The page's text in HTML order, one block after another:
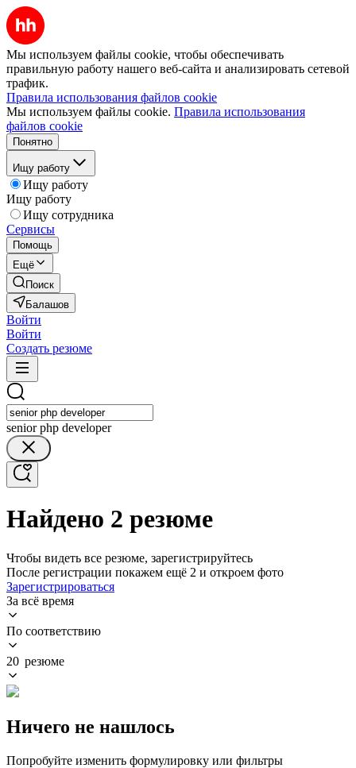
Мы используем файлы cookie, чтобы обеспечивать
правильную работу нашего веб-сайта и анализировать сетевой
трафик.
Правила использования файлов cookie
Мы используем файлы cookie. Правила использования
файлов cookie
Понятно
Ищу работу
Ищу работу
Ищу работу
Ищу сотрудника
Сервисы
Помощь
Ещё
Поиск
Балашов
Войти
Войти
Создать резюме
senior php developer
Найдено 2 резюме
Чтобы видеть все резюме, зарегистрируйтесь
После регистрации покажем ещё 2 и откроем фото
Зарегистрироваться
За всё время
По соответствию
20 резюме
Ничего не нашлось
Попробуйте изменить формулировку или фильтры